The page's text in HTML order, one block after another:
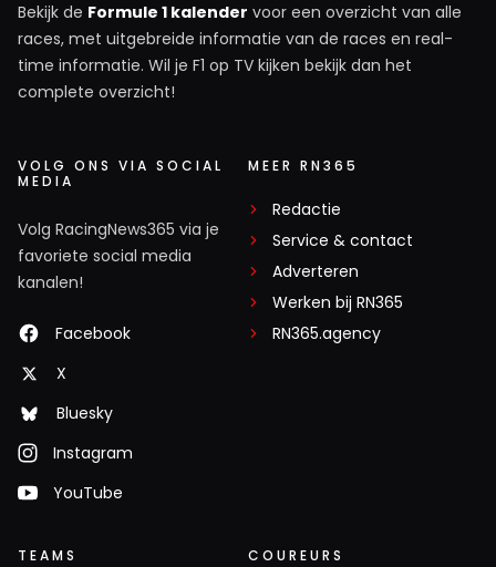
Bekijk de Formule 1 kalender voor een overzicht van alle
races, met uitgebreide informatie van de races en real-
time informatie. Wil je F1 op TV kijken bekijk dan het
complete overzicht!
VOLG ONS VIA SOCIAL
MEDIA
Volg RacingNews365 via je
favoriete social media
kanalen!
Facebook
X
Bluesky
Instagram
YouTube
MEER RN365
Redactie
Service & contact
Adverteren
Werken bij RN365
RN365.agency
TEAMS COUREURS